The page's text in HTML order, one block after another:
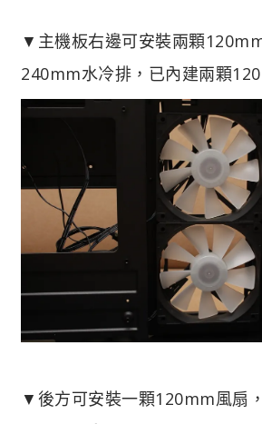
▼主機板右邊可安裝兩顆
240mm水冷排，已內建兩顆
▼後方可安裝一顆120mm風扇